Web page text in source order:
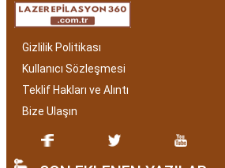
Gizlilik Politikası
Kullanıcı Sözleşmesi
Teklif Hakları ve Alıntı
Bize Ulaşın